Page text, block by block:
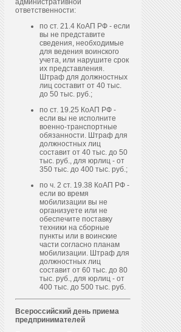
административной
ответственности:
по ст. 21.4 КоАП РФ - если
вы не представите
сведения, необходимые
для ведения воинского
учета, или нарушите срок
их представления.
Штраф для должностных
лиц составит от 40 тыс.
до 50 тыс. руб.;
по ст. 19.25 КоАП РФ -
если вы не исполните
военно-транспортные
обязанности. Штраф для
должностных лиц
составит от 40 тыс. до 50
тыс. руб., для юрлиц - от
350 тыс. до 400 тыс. руб.;
по ч. 2 ст. 19.38 КоАП РФ -
если во время
мобилизации вы не
организуете или не
обеспечите поставку
техники на сборные
пункты или в воинские
части согласно планам
мобилизации. Штраф для
должностных лиц
составит от 60 тыс. до 80
тыс. руб., для юрлиц - от
400 тыс. до 500 тыс. руб.
Всероссийский день приема
предпринимателей